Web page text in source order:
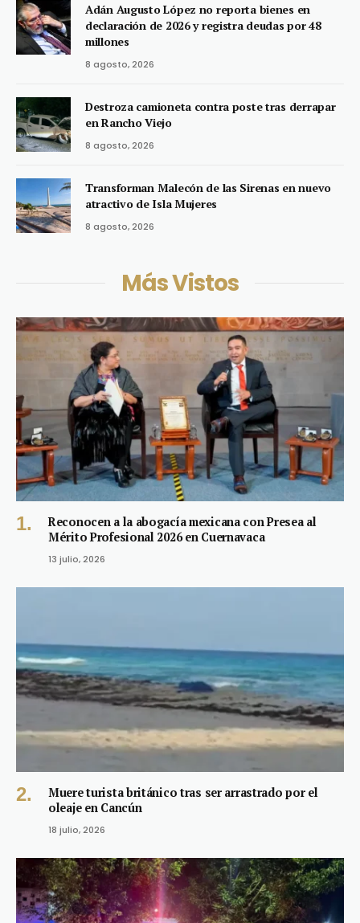
Adán Augusto López no reporta bienes en
declaración de 2026 y registra deudas por 48
millones
8 agosto, 2026
Destroza camioneta contra poste tras derrapar
en Rancho Viejo
8 agosto, 2026
Transforman Malecón de las Sirenas en nuevo
atractivo de Isla Mujeres
8 agosto, 2026
Más Vistos
Reconocen a la abogacía mexicana con Presea al
Mérito Profesional 2026 en Cuernavaca
13 julio, 2026
Muere turista británico tras ser arrastrado por el
oleaje en Cancún
18 julio, 2026